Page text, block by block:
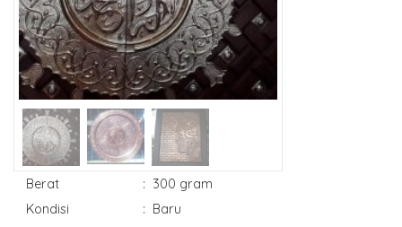
Berat : 300 gram
Kondisi
: Baru